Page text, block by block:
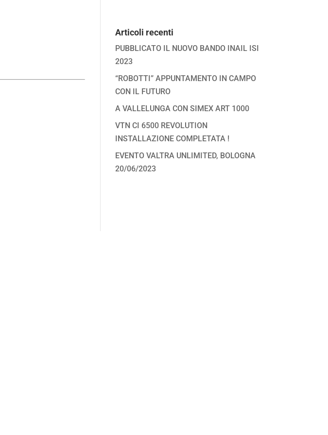
Articoli recenti
PUBBLICATO IL NUOVO BANDO INAIL ISI
2023
“ROBOTTI” APPUNTAMENTO IN CAMPO
CON IL FUTURO
A VALLELUNGA CON SIMEX ART 1000
VTN CI 6500 REVOLUTION
INSTALLAZIONE COMPLETATA !
EVENTO VALTRA UNLIMITED, BOLOGNA
20/06/2023